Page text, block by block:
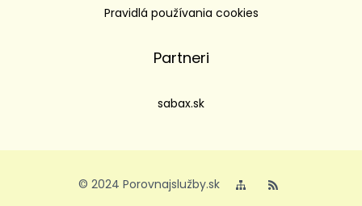
Pravidlá používania cookies
Partneri
sabax.sk
© 2024 Porovnajslužby.sk